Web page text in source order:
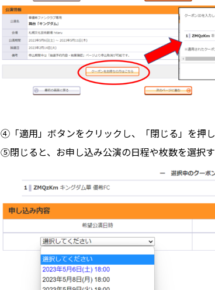
④「適用」ボタンをクリックし、「閉じる」を押し
⑤閉じると、お申し込み公演の日程や枚数を選択